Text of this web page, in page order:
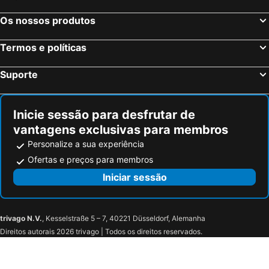
Chenôve, bed and breakfasts
Barizey, bed and breakfasts
Meursault, bed and breakfasts
Bligny-lès-Beaune, bed and breakfasts
Os nossos produtos
Termos e políticas
Suporte
Inicie sessão para desfrutar de
vantagens exclusivas para membros
Personalize a sua experiência
Ofertas e preços para membros
Iniciar sessão
trivago N.V., Kesselstraße 5 – 7, 40221 Düsseldorf, Alemanha
Direitos autorais 2026 trivago | Todos os direitos reservados.